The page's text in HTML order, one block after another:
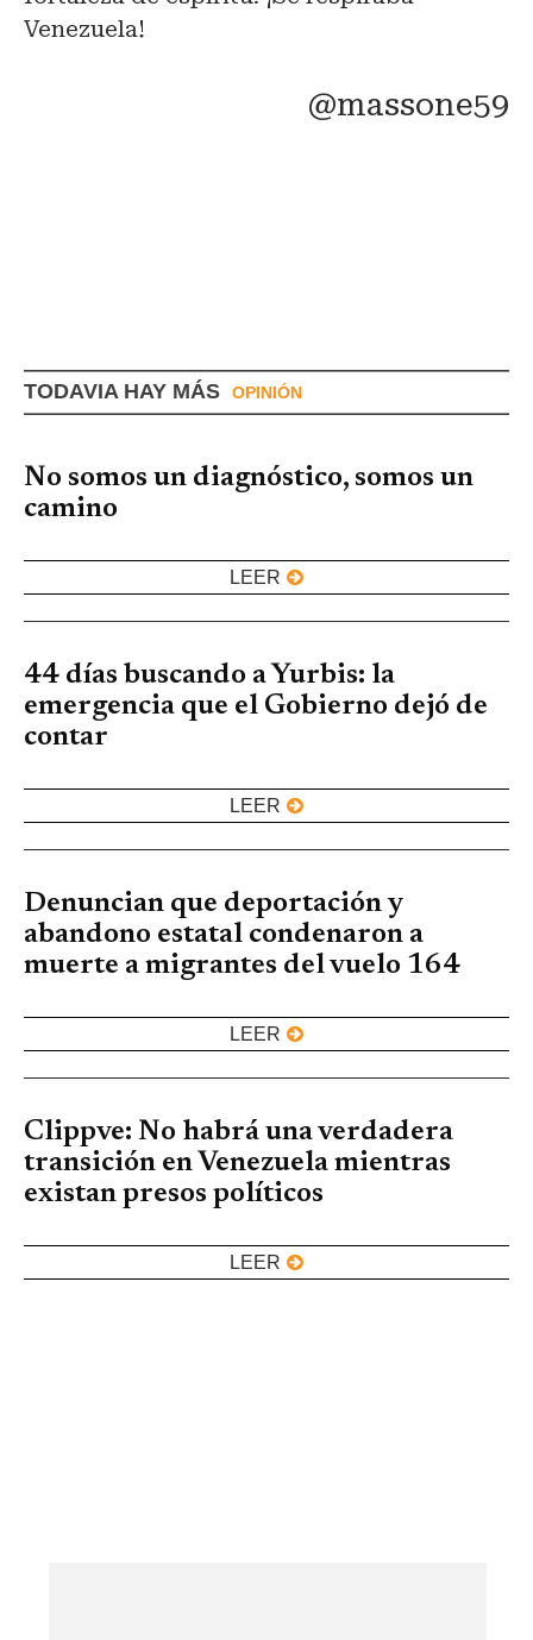
Venezuela!
@massone59
TODAVIA HAY MÁS OPINIÓN
No somos un diagnóstico, somos un
camino
LEER
44 días buscando a Yurbis: la
emergencia que el Gobierno dejó de
contar
LEER
Denuncian que deportación y
abandono estatal condenaron a
muerte a migrantes del vuelo 164
LEER
Clippve: No habrá una verdadera
transición en Venezuela mientras
existan presos políticos
LEER